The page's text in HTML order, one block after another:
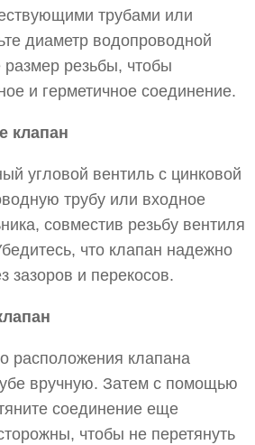
трубами или
диаметр водопроводной
размер резьбы, чтобы
и герметичное соединение.
клапан
угловой вентиль с цинковой
трубу или входное
совместив резьбу вентиля
что клапан надежно
зазоров и перекосов.
расположения клапана
вручную. Затем с помощью
соединение еще
чтобы не перетянуть